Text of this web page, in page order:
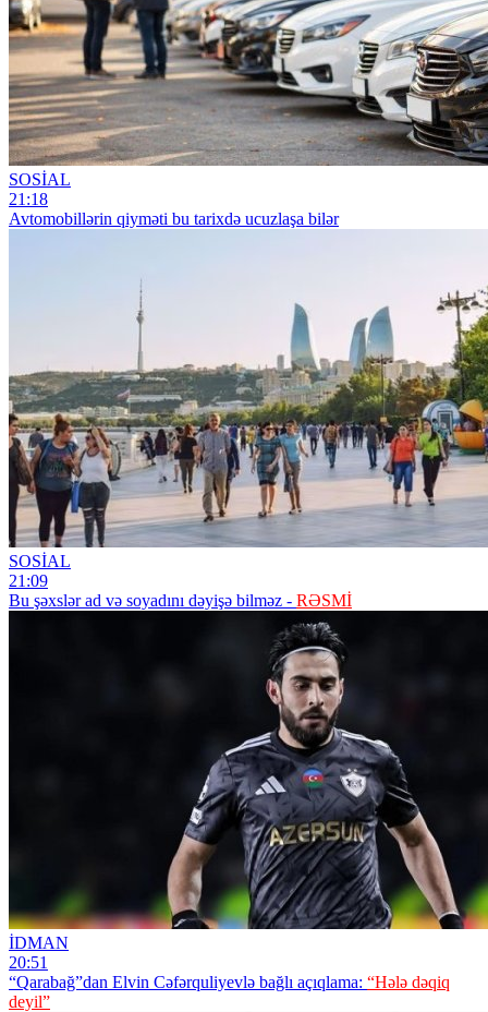
SOSİAL
21:18
Avtomobillərin qiyməti bu tarixdə ucuzlaşa bilər
SOSİAL
21:09
Bu şəxslər ad və soyadını dəyişə bilməz - RƏSMİ
İDMAN
20:51
“Qarabağ”dan Elvin Cəfərquliyevlə bağlı açıqlama: “Hələ dəqiq
deyil”